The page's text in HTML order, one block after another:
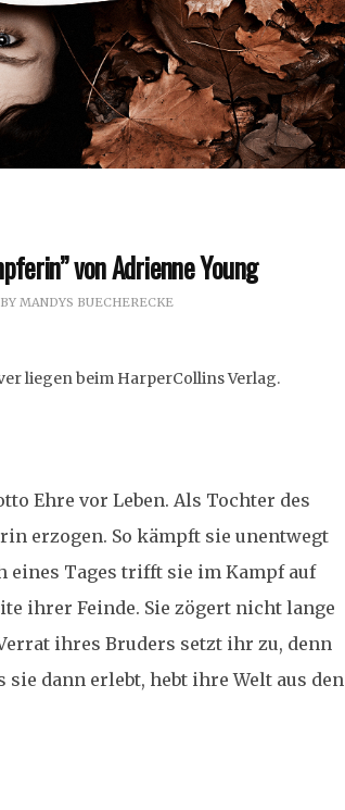
von Adrienne Young
BY MANDYS BUECHERECKE
liegen beim HarperCollins Verlag.
Ehre vor Leben. Als Tochter des
erzogen. So kämpft sie unentwegt
eines Tages trifft sie im Kampf auf
ihrer Feinde. Sie zögert nicht lange
ihres Bruders setzt ihr zu, denn
dann erlebt, hebt ihre Welt aus den